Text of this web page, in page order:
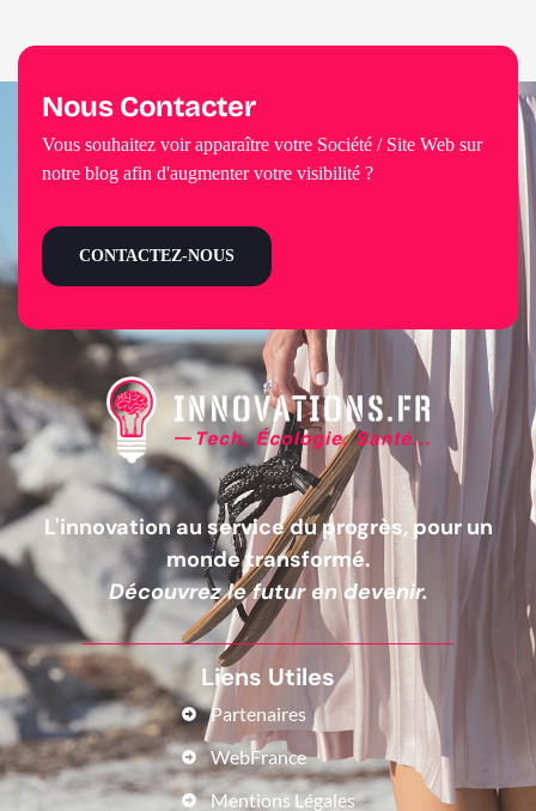
L'innovation au service du progrès, pour un
monde transformé.
Découvrez le futur en devenir.
Liens Utiles
Partenaires
WebFrance
Mentions Légales
Nous Contacter
Vous souhaitez voir apparaître votre Société / Site Web sur
notre blog afin d'augmenter votre visibilité ?
CONTACTEZ-NOUS